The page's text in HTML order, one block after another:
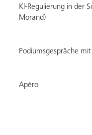
KI-Regulierung in der
Morand)
Podiumsgespräche
Apéro